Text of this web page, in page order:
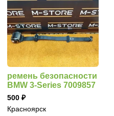
ремень безопасности
BMW 3-Series 7009857
500
Красноярск